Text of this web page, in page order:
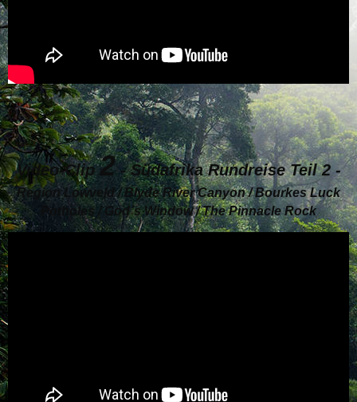
Video-Clip2 -Südafrika Rundreise Teil 2 -
Region Lowveld / Blyde River Canyon / Bourkes Luck
Potholes / God´s Window / The Pinnacle Rock